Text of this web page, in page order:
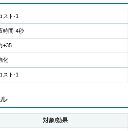
スト-1
時間-4秒
+35
化
スト-1
対象/効果